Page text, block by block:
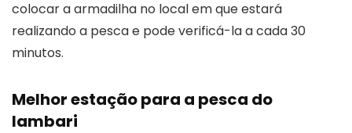
colocar a armadilha no local em que estará
realizando a pesca e pode verificá-la a cada 30
minutos.
Melhor estação para a pesca do
lambari